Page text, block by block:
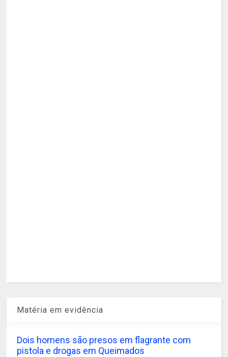
Matéria em evidência
Dois homens são presos em flagrante com
pistola e drogas em Queimados